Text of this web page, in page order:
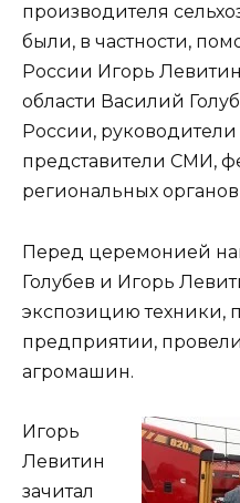
производителя
были, в частности,
России Игорь
области Василий
России, руководители
представители СМИ,
региональных органов
Перед церемонией
Голубев и Игорь
экспозицию техники,
предприятии,
агромашин.
Игорь
Левитин
зачитал